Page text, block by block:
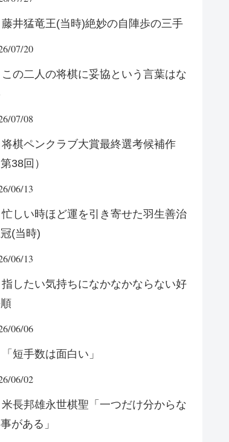
藤井猛竜王(当時)絶妙の自陣歩の三手
07/20
この二人の将棋に妥協という言葉はな
07/08
将棋ペンクラブ大賞最終選考候補作
第38回）
06/13
忙しい時ほど運を引き寄せた羽生善治
(当時)
06/13
指したい気持ちになかなかならない好
06/06
「短手数は面白い」
06/02
米長邦雄永世棋聖「一つだけ分からな
がある」